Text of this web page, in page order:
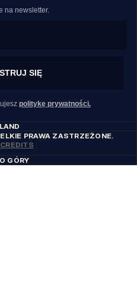
na newsletter.
SIĘ
politykę prywatności.
PRAWA ZASTRZEŻONE.
GÓRY